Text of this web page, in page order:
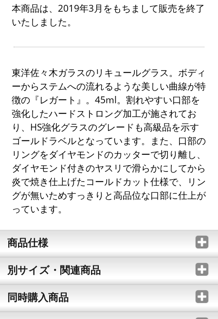
本商品は、2019年3月をもちまして販売を終了
いたしました。
東洋佐々木ガラスのリキュールグラス。ボディ
ーからステムへの流れるような美しい曲線が特
徴の『レガート』。45ml。割れやすい口部を
強化したハードストロング加工が施されてお
り、HS強化グラスのグレードも高級品を示す
ゴールドラベルとなっています。また、口部の
リングをダイヤモンドのカッターで切り離し、
ダイヤモンド付きのヤスリで滑らかにしてから
炎で焼き仕上げたコールドカット仕様で、リン
グが無いためすっきりと高品位な口部に仕上が
っています。
商品仕様
別サイズ・関連商品
同時購入商品